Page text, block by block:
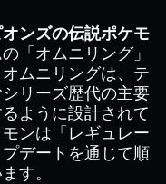
ンズの伝説ポケモ
「オムニリング」
ムニリングは、テ
リーズ歴代の主要
ように設計されて
ンは「レギュレー
デートを通じて順
す。